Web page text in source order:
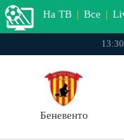
На ТВ | Все |
Беневенто